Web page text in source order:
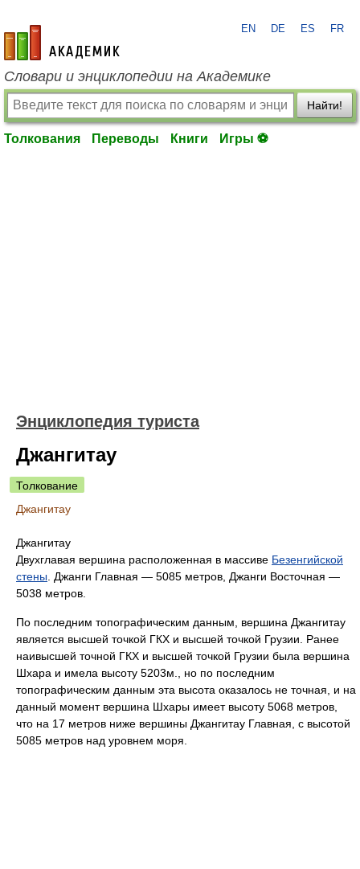
academic.ru
EN DE ES FR
Словари и энциклопедии на Академике
Найти!
Толкования Переводы Книги Игры ⚽
Энциклопедия туриста
Джангитау
Толкование
Джангитау
Джангитау
Двухглавая вершина расположенная в массиве Безенгийской
стены . Джанги Главная — 5085 метров, Джанги Восточная —
5038 метров.
По последним топографическим данным, вершина Джангитау
является высшей точкой ГКХ и высшей точкой Грузии. Ранее
наивысшей точной ГКХ и высшей точкой Грузии была вершина
Шхара и имела высоту 5203м., но по последним
топографическим данным эта высота оказалось не точная, и на
данный момент вершина Шхары имеет высоту 5068 метров,
что на 17 метров ниже вершины Джангитау Главная, с высотой
5085 метров над уровнем моря.